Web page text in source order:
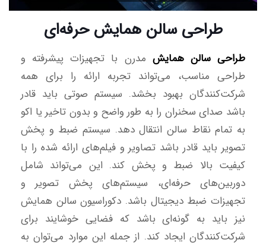
طراحی سالن همایش حرفه‌ای
طراحی سالن همایش مدرن با تجهیزات پیشرفته و
طراحی مناسب، می‌تواند تجربه ارائه را برای همه
شرکت‌کنندگان بهبود بخشد. سیستم صوتی باید قادر
باشد صدای سخنران را به طور واضح و بدون تاخیر یا اکو
به تمام نقاط سالن انتقال دهد. سیستم ضبط و پخش
تصویر باید قادر باشد تصاویر و فیلم‌های ارائه شده را با
کیفیت بالا ضبط و پخش کند. این می‌تواند شامل
دوربین‌های حرفه‌ای، سیستم‌های پخش تصویر و
تجهیزات ضبط دیجیتال باشد. دکوراسیون سالن همایش
نیز باید به گونه‌ای باشد که فضایی خوشایند برای
شرکت‌کنندگان ایجاد کند. از جمله این موارد می‌توان به